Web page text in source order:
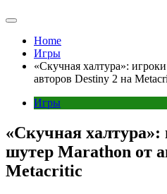
Home
Игры
«Скучная халтура»:
авторов Destiny 2 на
Игры
«Скучная халтура»:
шутер Marathon от
Metacritic